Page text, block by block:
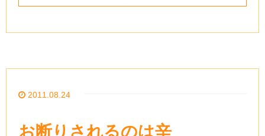
2011.08.24
お断りされるのは辛